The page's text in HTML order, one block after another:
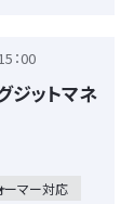
：00
ジットマネ
ーマー対応